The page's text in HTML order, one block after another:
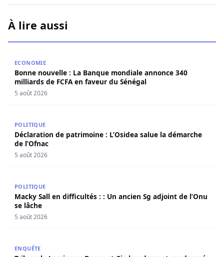
À lire aussi
ECONOMIE
Bonne nouvelle : La Banque mondiale annonce 340
milliards de FCFA en faveur du Sénégal
5 août 2026
POLITIQUE
Déclaration de patrimoine : L’Osidea salue la démarche
de l’Ofnac
5 août 2026
POLITIQUE
Macky Sall en difficultés : : Un ancien Sg adjoint de l’Onu
se lâche
5 août 2026
ENQUÊTE